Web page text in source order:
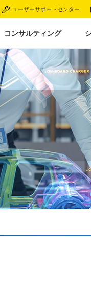
ユーザーサポートセンター
コンサルティング